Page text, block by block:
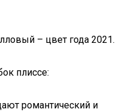
– цвет года 2021.
плиссе:
романтический и